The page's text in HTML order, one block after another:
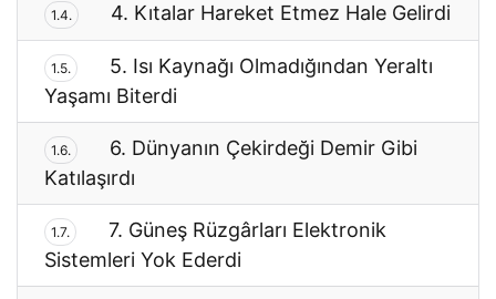
1.4. 4. Kıtalar Hareket Etmez Hale Gelirdi
1.5.
5. Isı Kaynağı Olmadığından Yeraltı
Yaşamı Biterdi
1.6.
6. Dünyanın Çekirdeği Demir Gibi
Katılaşırdı
1.7.
7. Güneş Rüzgârları Elektronik
Sistemleri Yok Ederdi